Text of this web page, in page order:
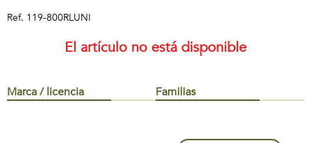
Ref. 119-800RLUNI
El artículo no está disponible
Marca / licencia Familias